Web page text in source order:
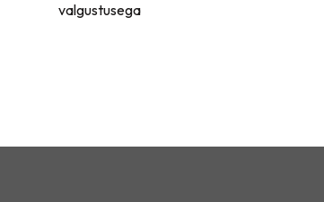
valgustusega